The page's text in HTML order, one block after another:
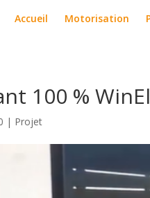
Accueil Motorisation
100 %
| Projet